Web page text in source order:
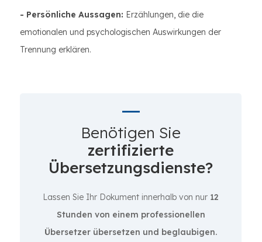
- Persönliche Aussagen: Erzählungen, die die
emotionalen und psychologischen Auswirkungen der
Trennung erklären.
Benötigen Sie
zertifizierte
Übersetzungsdienste?
Lassen Sie Ihr Dokument innerhalb von nur 12
Stunden von einem professionellen
Übersetzer übersetzen und beglaubigen.